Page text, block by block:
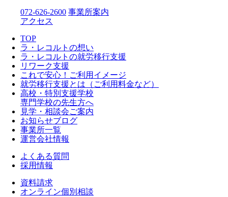
072-626-2600 事業所案内
アクセス
TOP
ラ・レコルトの想い
ラ・レコルトの就労移行支援
リワーク支援
これで安心！ご利用イメージ
就労移行支援とは（ご利用料金など）
高校・特別支援学校
専門学校の先生方へ
見学・相談会ご案内
お知らせブログ
事業所一覧
運営会社情報
よくある質問
採用情報
資料請求
オンライン個別相談